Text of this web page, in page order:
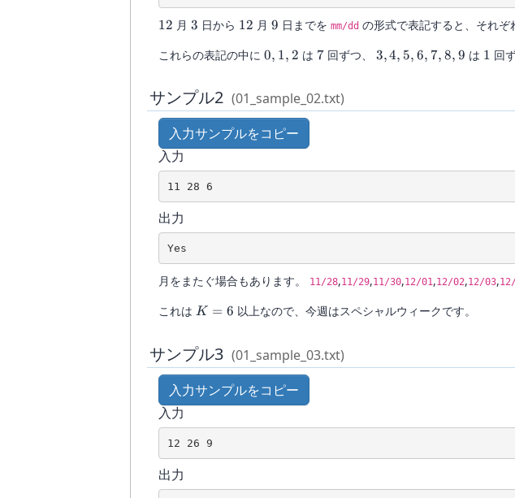
12
12 月 3
3 日から 12
12 月 9
9 日までを mm/dd の形式で表記すると、それぞ
これらの表記の中に 0,1,2
0, 1, 2 は 7
7回ずつ、 3,4,5,6,7,8,9
3,4, 5, 6, 7, 8, 9 は 1
1 回
サンプル2 (01_sample_02.txt)
入力サンプルをコピー
入力
11 28 6
出力
Yes
月をまたぐ場合もあります。 11/28,11/29,11/30,12/01,12/02,12/03,
これは K=6
K = 6 以上なので、今週はスペシャルウィークです。
サンプル3 (01_sample_03.txt)
入力サンプルをコピー
入力
12 26 9
出力